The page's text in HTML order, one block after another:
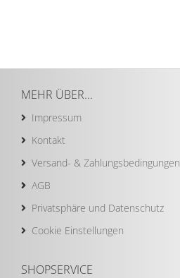
MEHR ÜBER...
Impressum
Kontakt
Versand- & Zahlungsbedingungen
AGB
Privatsphäre und Datenschutz
Cookie Einstellungen
SHOPSERVICE